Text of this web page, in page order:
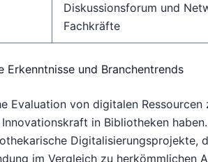
Diskussionsforum und
Fachkräfte
Erkenntnisse und Branchentrends
Evaluation von digitalen
in Bibliotheken
im Vergleich zu herkömmlichen